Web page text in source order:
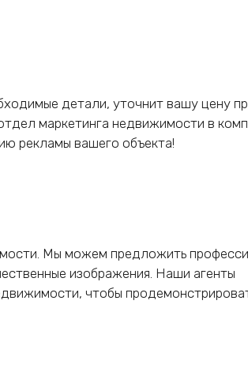
детали, уточнит вашу цену
маркетинга недвижимости в
рекламы вашего объекта!
Мы можем предложить
изображения. Наши агенты
чтобы